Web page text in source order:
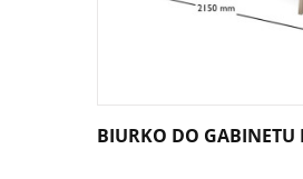
BIURKO DO GABINETU